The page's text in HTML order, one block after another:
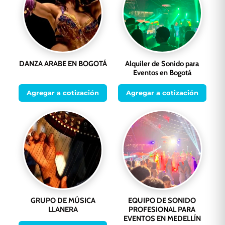
DANZA ARABE EN BOGOTÁ
Agregar a cotización
Alquiler de Sonido para
Eventos en Bogotá
Agregar a cotización
GRUPO DE MÚSICA
LLANERA
EQUIPO DE SONIDO
PROFESIONAL PARA
EVENTOS EN MEDELLÍN